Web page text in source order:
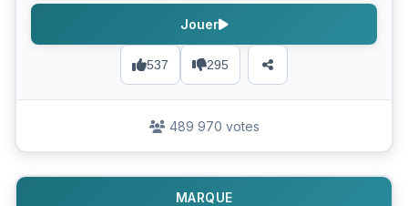
537 295
Jouer
489 970 votes
MARQUE